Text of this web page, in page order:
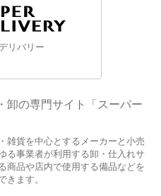
リバリー
卸の専門サイト「スーパー
雑貨を中心とするメーカーと小売
る事業者が利用する卸・仕入れサ
商品や店内で使用する備品などを
きます。